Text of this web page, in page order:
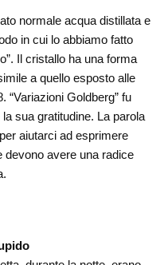
normale acqua distillata e
in cui lo abbiamo fatto
Il cristallo ha una forma
a quello esposto alle
“Variazioni Goldberg” fu
sua gratitudine. La parola
aiutarci ad esprimere
devono avere una radice